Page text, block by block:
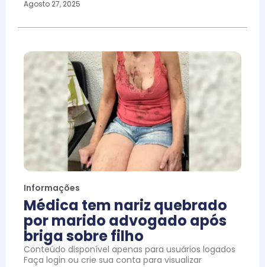
Agosto 27, 2025
Informações
Médica tem nariz quebrado
por marido advogado após
briga sobre filho
Conteúdo disponível apenas para usuários logados
Faça login ou crie sua conta para visualizar